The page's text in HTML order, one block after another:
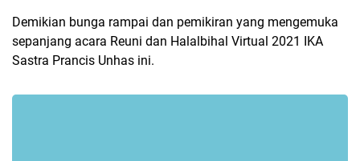
Demikian bunga rampai dan pemikiran yang mengemuka
sepanjang acara Reuni dan Halalbihal Virtual 2021 IKA
Sastra Prancis Unhas ini.